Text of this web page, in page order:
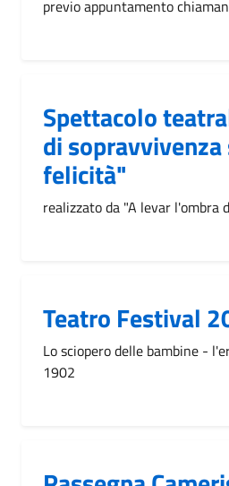
previo appuntamento
Spettacolo
di
felicità"
realizzato da "A levar l'ombra
Teatro Festival
Lo sciopero delle bambine -
1902